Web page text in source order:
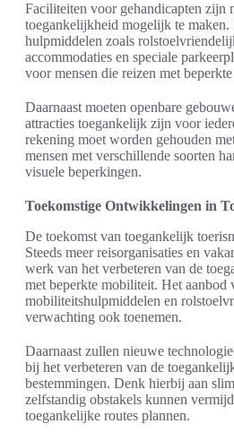
Faciliteiten voor gehandicapten zijn
toegankelijkheid mogelijk te maken.
hulpmiddelen zoals
accommodaties en speciale
voor mensen die reizen met
Daarnaast moeten openbare
attracties toegankelijk zijn voor
rekening moet worden gehouden
mensen met verschillende soorten
visuele beperkingen.
Toekomstige Ontwikkelingen in
De toekomst van toegankelijk
Steeds meer reisorganisaties en
werk van het verbeteren van de
met beperkte mobiliteit. Het aanbod
mobiliteitshulpmiddelen en
verwachting ook toenemen.
Daarnaast zullen nieuwe
bij het verbeteren van de
bestemmingen. Denk hierbij aan
zelfstandig obstakels kunnen
toegankelijke routes plannen.